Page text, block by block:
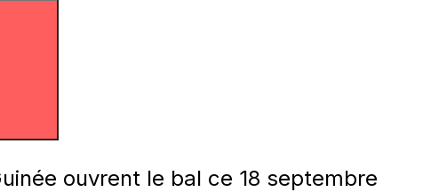
ouvrent le bal ce 18 septembre